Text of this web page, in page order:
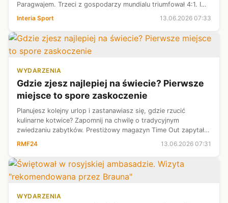
Paragwajem. Trzeci z gospodarzy mundialu triumfował 4:1. I
był to najniższy wymiar kary. W trakcie meczu i po ostatnim
gwizdku eksperci sku...
Interia Sport 13.06.2026 07:33
WYDARZENIA
Gdzie zjesz najlepiej na świecie? Pierwsze
miejsce to spore zaskoczenie
Planujesz kolejny urlop i zastanawiasz się, gdzie rzucić
kulinarne kotwice? Zapomnij na chwilę o tradycyjnym
zwiedzaniu zabytków. Prestiżowy magazyn Time Out zapytał
24 tysiące mieszkańców z całego globu o to, gdzie karmią
RMF24 13.06.2026 07:31
WYDARZENIA